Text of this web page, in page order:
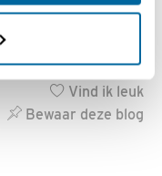
Vind ik leuk
Bewaar deze blog